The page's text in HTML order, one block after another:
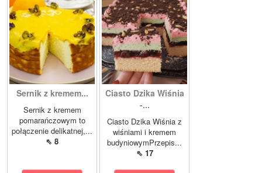
Sernik z kremem...
Sernik z kremem
pomarańczowym to
połączenie delikatnej,...
⇖ 8
Ciasto Dzika Wiśnia
-...
Ciasto Dzika Wiśnia z
wiśniami i kremem
budyniowymPrzepis...
⇖ 17